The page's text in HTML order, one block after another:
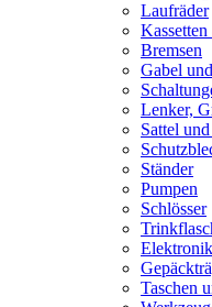
Laufräder
Bremsen
Gabel
Lenker,
Sattel
Ständer
Pumpen
Schlösser
Elektronik
Taschen